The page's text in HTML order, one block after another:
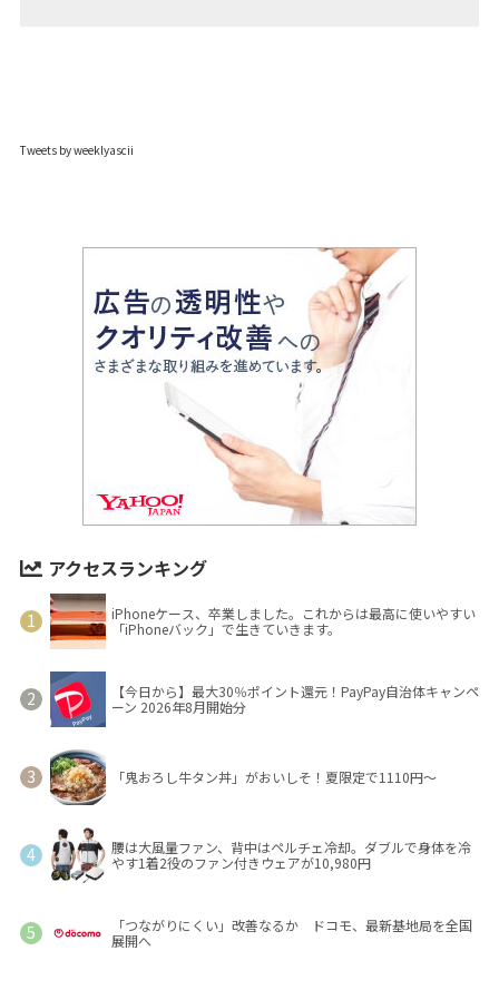
Tweets by weeklyascii
アクセスランキング
iPhoneケース、卒業しました。これからは最高に使いやすい
「iPhoneバック」で生きていきます。
【今日から】最大30％ポイント還元！PayPay自治体キャンペ
ーン 2026年8月開始分
「鬼おろし牛タン丼」がおいしそ！夏限定で1110円～
腰は大風量ファン、背中はペルチェ冷却。ダブルで身体を冷
やす1着2役のファン付きウェアが10,980円
「つながりにくい」改善なるか ドコモ、最新基地局を全国
展開へ